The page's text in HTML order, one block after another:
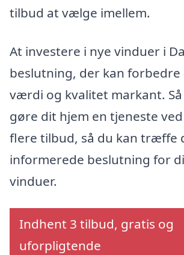
tilbud at vælge imellem.
At investere i nye vinduer i
beslutning, der kan forbedre
værdi og kvalitet markant.
gøre dit hjem en tjeneste
flere tilbud, så du kan træffe
informerede beslutning for
vinduer.
Indhent 3 tilbud, gratis og
uforpligtende